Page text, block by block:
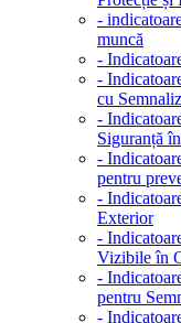
-
muncă
-
-
cu
-
Siguranță
-
pentru
-
Exterior
-
Vizibile în
-
pentru
-